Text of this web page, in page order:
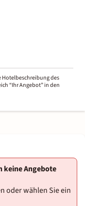
Hotelbeschreibung des
“Ihr Angebot” in den
keine Angebote
oder wählen Sie ein